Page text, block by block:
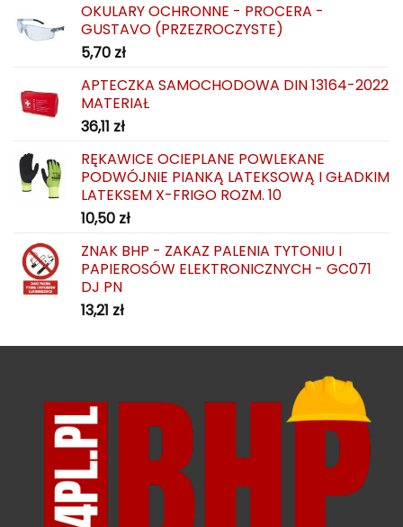
OKULARY OCHRONNE - PROCERA -
GUSTAVO (PRZEZROCZYSTE)
5,70 zł
APTECZKA SAMOCHODOWA DIN 13164-2022
MATERIAŁ
36,11 zł
RĘKAWICE OCIEPLANE POWLEKANE
PODWÓJNIE PIANKĄ LATEKSOWĄ I GŁADKIM
LATEKSEM X-FRIGO ROZM. 10
10,50 zł
ZNAK BHP - ZAKAZ PALENIA TYTONIU I
PAPIEROSÓW ELEKTRONICZNYCH - GC071
DJ PN
13,21 zł